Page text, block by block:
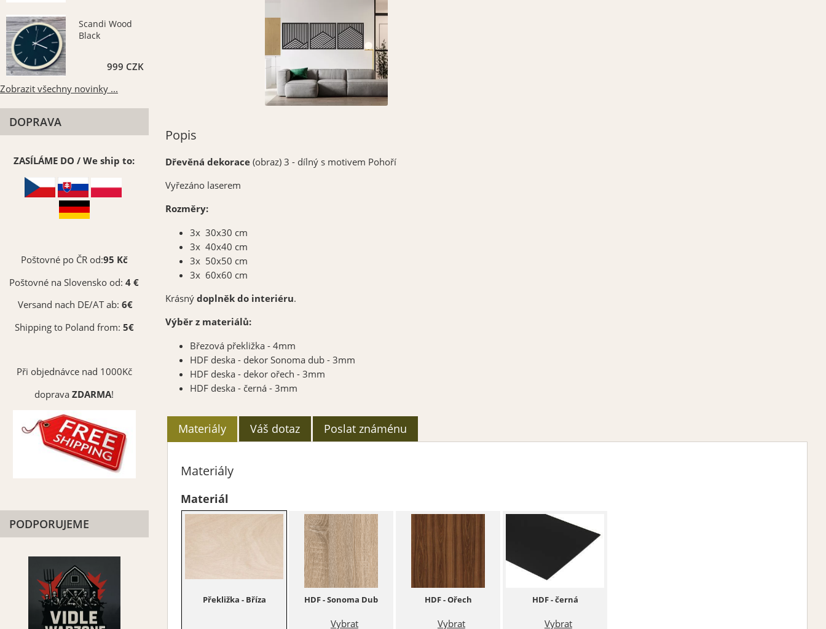
Popis
Dřevěná dekorace(obraz) 3 - dílný s motivem Pohoří
Vyřezáno laserem
Rozměry:
3x 30x30 cm
3x 40x40 cm
3x 50x50 cm
3x 60x60 cm
Krásnýdoplněk do interiéru.
Výběr z materiálů:
Březová překližka - 4mm
HDF deska - dekor Sonoma dub - 3mm
HDF deska - dekor ořech - 3mm
HDF deska - černá - 3mm
Materiály Váš dotaz Poslat známénu
Materiály
Materiál
Překližka - Bříza HDF - Sonoma Dub
Vybrat
HDF - Ořech
Vybrat
HDF - černá
Vybrat
Scandi Wood
Black
999 CZK
Zobrazit všechny novinky ...
DOPRAVA
ZASÍLÁME DO / We ship to:
Poštovné po ČR od:95 Kč
Poštovné na Slovensko od:4 €
Versand nach DE/AT ab:6€
Shipping to Poland from: 5€
Při objednávce nad 1000Kč
dopravaZDARMA!
PODPORUJEME